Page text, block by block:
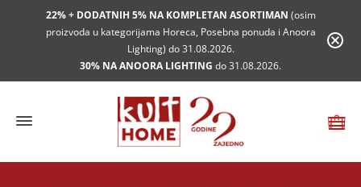
22% + DODATNIH 5% NA KOMPLETAN ASORTIMAN (osim
proizvoda u kategorijama Horeca, Posebna ponuda i Anoora
Lighting) do 31.08.2026.
30% NA ANOORA LIGHTING do 31.08.2026.